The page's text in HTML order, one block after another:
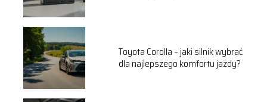
Toyota Corolla – jaki silnik wybrać
dla najlepszego komfortu jazdy?